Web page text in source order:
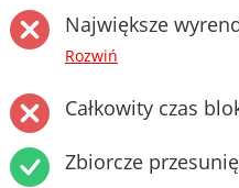
Największe
Rozwiń
Całkowity czas
Zbiorcze